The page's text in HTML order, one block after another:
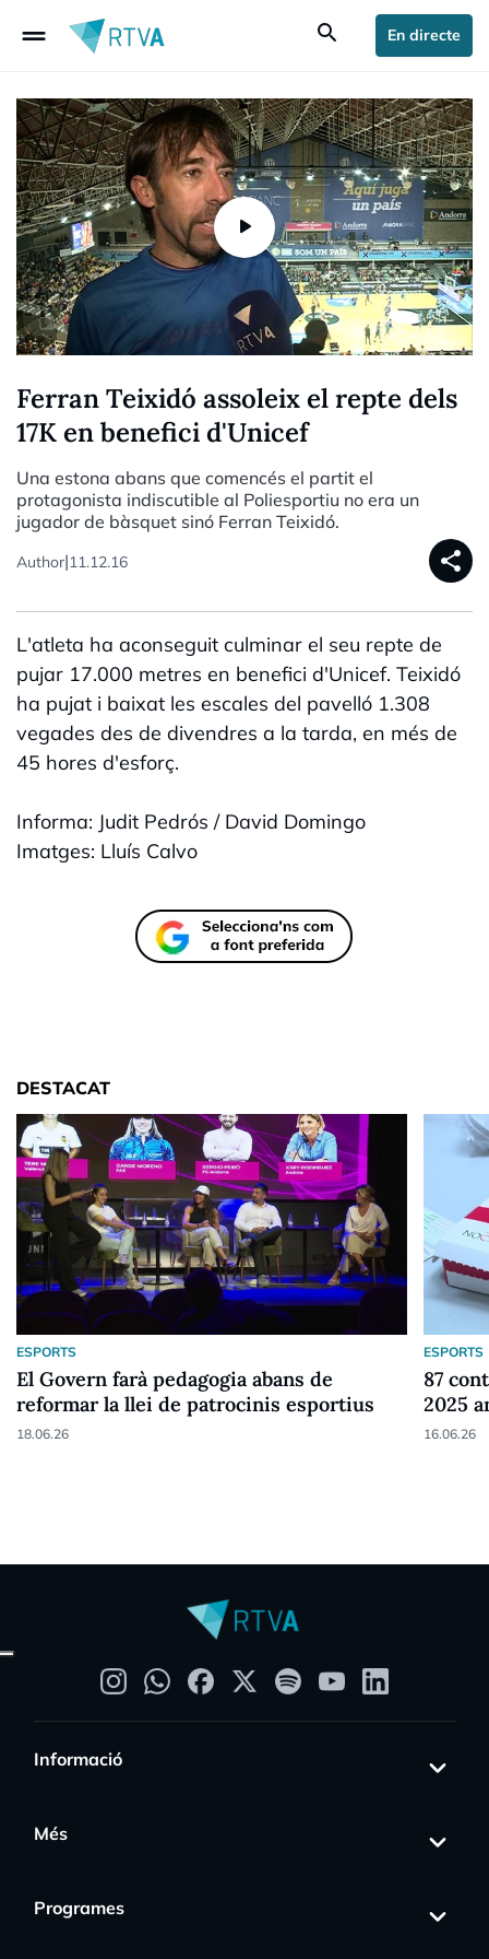
drag_handle search En directe
Ferran Teixidó assoleix el repte dels
17K en benefici d'Unicef
Una estona abans que comencés el partit el
protagonista indiscutible al Poliesportiu no era un
jugador de bàsquet sinó Ferran Teixidó.
Author|11.12.16 share
L'atleta ha aconseguit culminar el seu repte de
pujar 17.000 metres en benefici d'Unicef. Teixidó
ha pujat i baixat les escales del pavelló 1.308
vegades des de divendres a la tarda, en més de
45 hores d'esforç.
Informa: Judit Pedrós / David Domingo
Imatges: Lluís Calvo
DESTACAT
ESPORTS
El Govern farà pedagogia abans de
reformar la llei de patrocinis esportius
18.06.26
ESPORTS
87
2025
16.06.26
Informació
Més
Programes